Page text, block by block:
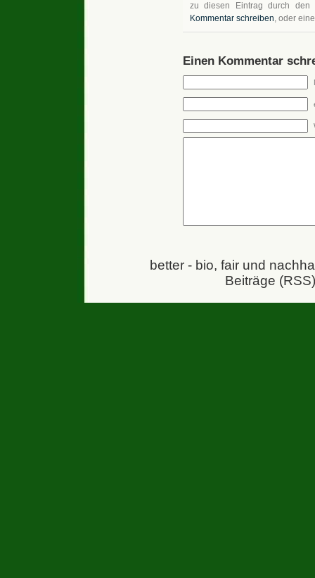
zu diesen Eintrag durch den
Kommentar schreiben, oder
Einen Kommentar
better - bio, fair und
Beiträge (RSS)